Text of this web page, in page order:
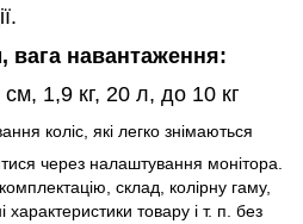
вага навантаження:
1,9 кг, 20 л, до 10 кг
коліс, які легко знімаються
через налаштування монітора.
комплектацію, склад, колірну гаму,
характеристики товару і т. п. без